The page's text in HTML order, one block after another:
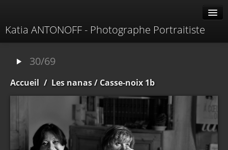
Katia ANTONOFF - Photographe Portraitiste
30/69
Accueil / Les nanas/ Casse-noix 1b